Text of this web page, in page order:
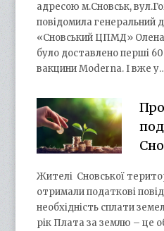
адресою м.Сновськ,
повідомила генеральний
«Сновський ЦПМД»
було доставлено перші
вакцини Moderna. І вже
Жителі Сновської
отримали податкові
необхідність сплати
рік Плата за землю – це